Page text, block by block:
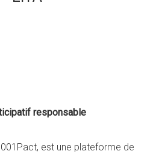
responsable
est une plateforme de